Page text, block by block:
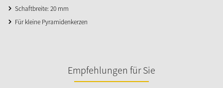
Schaftbreite: 20 mm
Für kleine Pyramidenkerzen
Empfehlungen für Sie